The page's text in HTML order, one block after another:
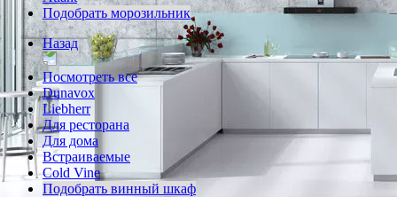
Подобрать морозильник
Назад
Посмотреть все
Dunavox
Liebherr
Для ресторана
Для дома
Встраиваемые
Cold Vine
Подобрать винный шкаф